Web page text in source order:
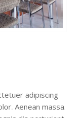
adipiscing
Aenean massa.